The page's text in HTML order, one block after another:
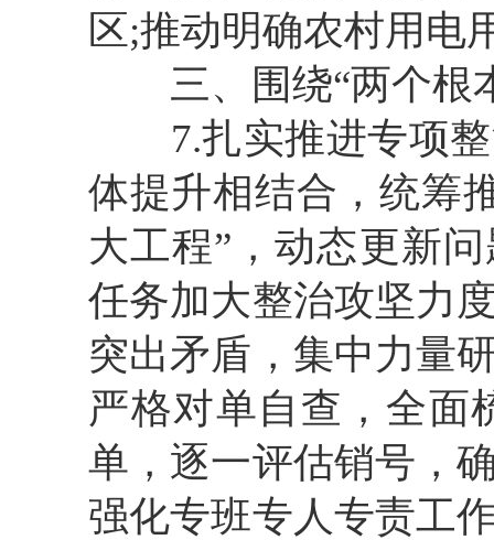
区;推动明确农村用电
三、围绕“两个根
7.扎实推进专项
体提升相结合，统筹
大工程”，动态更新
任务加大整治攻坚力
突出矛盾，集中力量
严格对单自查，全面
单，逐一评估销号，
强化专班专人专责工